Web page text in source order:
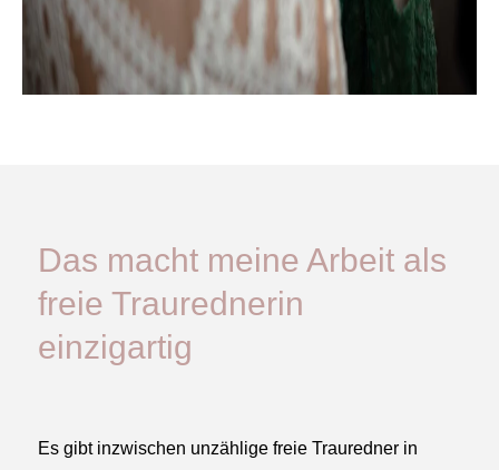
Das macht meine Arbeit als
freie Traurednerin
einzigartig
Es gibt inzwischen unzählige freie Trauredner in